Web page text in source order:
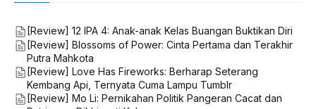
[Review] 12 IPA 4: Anak-anak Kelas Buangan Buktikan Diri
[Review] Blossoms of Power: Cinta Pertama dan Terakhir
Putra Mahkota
[Review] Love Has Fireworks: Berharap Seterang
Kembang Api, Ternyata Cuma Lampu Tumblr
[Review] Mo Li: Pernikahan Politik Pangeran Cacat dan